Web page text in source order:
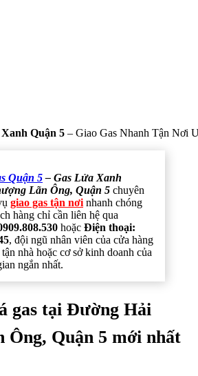
Quận 5 – Giao Gas Nhanh Tận Nơi
Quận 5– Gas Lửa Xanh
Lãn Ông, Quận 5 chuyên
giao gas tận nơi nhanh chóng
hàng chỉ cần liên hệ qua
hoặc Điện thoại:
, đội ngũ nhân viên của cửa hàng
nhà hoặc cơ sở kinh doanh của
ngắn nhất.
gas tại Đường Hải
Ông, Quận 5 mới nhất